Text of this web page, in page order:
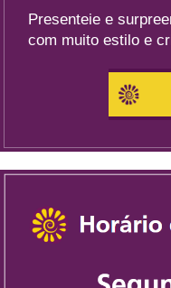
Presenteie e
com muito estilo e